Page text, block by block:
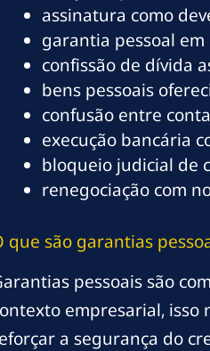
assinatura como
garantia pessoal em
confissão de dívida
bens pessoais
confusão entre
execução bancária
bloqueio judicial de
renegociação com
que são garantias
pessoais são
empresarial,
a segurança do